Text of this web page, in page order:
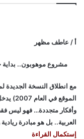
أ / عاطف مظهر
مشروع موهوبون.. بداية
مع انطلاق النسخة الجديدة
وأفكار متجددة… فهو ليس
العربية.. بل هو مبادرة
إستكمال القراءة